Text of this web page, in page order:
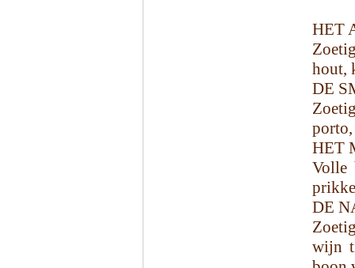
HET
hout,
DE
HET
Volle
DE
wijn